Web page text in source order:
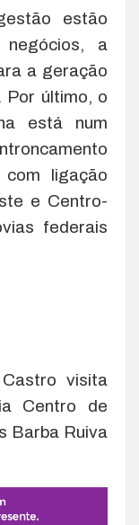
estão
negócios, a
a geração
Por último, o
está num
ligação
e Centro-
federais
visita
Centro de
Barba Ruiva